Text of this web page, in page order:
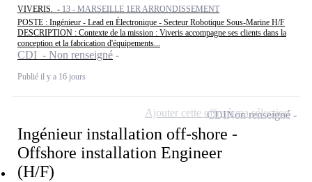
VIVERIS. - 13 - MARSEILLE 1ER ARRONDISSEMENT
POSTE : Ingénieur - Lead en Électronique - Secteur Robotique Sous-Marine H/F
DESCRIPTION : Contexte de la mission : Viveris accompagne ses clients dans la
conception et la fabrication d'équipements...
CDI - Non renseigné
Publié il y a 16 jours
Ingénieur installation off-shore -
Offshore installation Engineer
(H/F)
CDINon renseigné
Ajouter cette offre à ma sélection